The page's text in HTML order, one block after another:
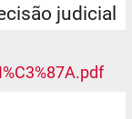
judicial